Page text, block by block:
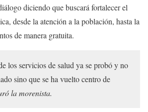
diciendo que buscará fortalecer el
desde la atención a la población, hasta la
de manera gratuita.
los servicios de salud ya se probó y no
sino que se ha vuelto centro de
la morenista.